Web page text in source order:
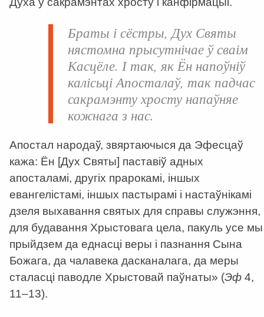
Браты і сёстры, Дух Святы
нястомна прысутнічае ў сваім
Касцёле. І так, як Ён напоўніў
калісьці Апосталаў, так падчас
сакрамэнту хросту напаўняе
кожнага з нас.
Апостал народаў, звяртаючыся да Эфесцаў
кажа: Ён [Дух Святы] паставіў адных
апосталамі, другіх прарокамі, іншых
евангелістамі, іншых пастырамі і настаўнікамі
дзеля выхавання святых для справы служэння,
для будавання Хрыстовага цела, пакуль усе мы
прыйдзем да еднасці веры і пазнання Сына
Божага, да чалавека дасканалага, да меры
сталасці паводле Хрыстовай паўнаты» (Эф 4,
11–13).